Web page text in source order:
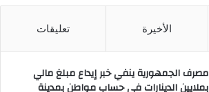
الأخيرة تعليقات
مصرف الجمهورية ينفي خبر إيداع مبلغ مالي
بملايين الدينارات في حساب مواطن بمدينة